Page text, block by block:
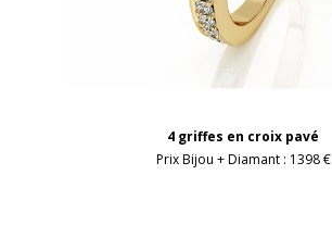
4 griffes en croix pavé
Prix Bijou + Diamant : 1398 €